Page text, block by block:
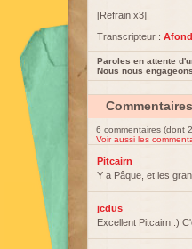
[Refrain x3]
Transcripteur : Afond
Paroles en attente
Nous nous
Commentaires
6 commentaires (dont
Voir aussi les
Pitcairn
Y a Pâque, et les
jcdus
Excellent Pitcairn :)